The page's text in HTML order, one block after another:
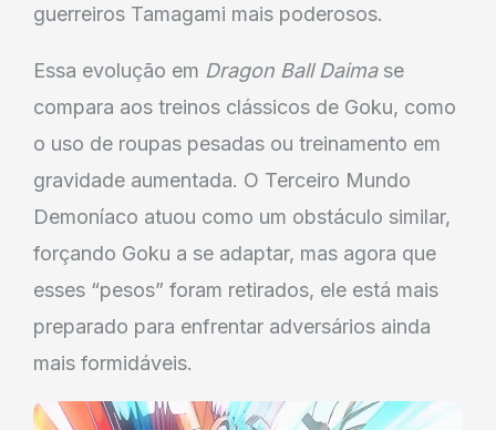
guerreiros Tamagami mais poderosos.
Essa evolução em Dragon Ball Daimase
compara aos treinos clássicos de Goku, como
o uso de roupas pesadas ou treinamento em
gravidade aumentada. O Terceiro Mundo
Demoníaco atuou como um obstáculo similar,
forçando Goku a se adaptar, mas agora que
esses “pesos” foram retirados, ele está mais
preparado para enfrentar adversários ainda
mais formidáveis.